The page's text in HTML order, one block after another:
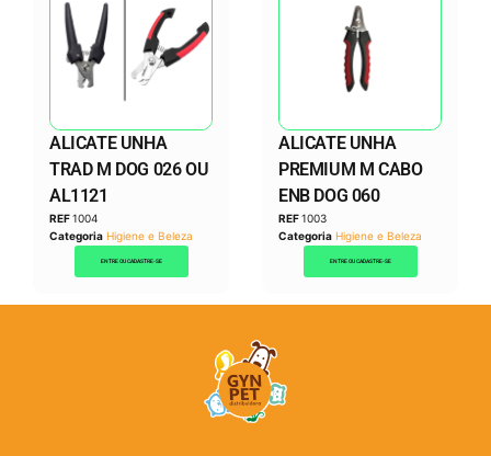
ALICATE UNHA
TRAD M DOG 026 OU
AL1121
REF1004
Categoria Higiene e Beleza
ENTRE OU CADASTRE-SE
ALICATE UNHA
PREMIUM M CABO
ENB DOG 060
REF1003
Categoria Higiene e Beleza
ENTRE OU CADASTRE-SE